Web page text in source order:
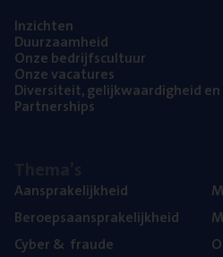
Inzich­ten
Duur­zaam­heid
Onze bedrijfs­cul­tuur
Onze vaca­tu­res
Diver­si­teit, gelijk­waar­dig­heid en
Part­ner­ships
Aan­spra­ke­lijk­heid
Beroeps­aan­spra­ke­lijk­heid
Cyber& fraude